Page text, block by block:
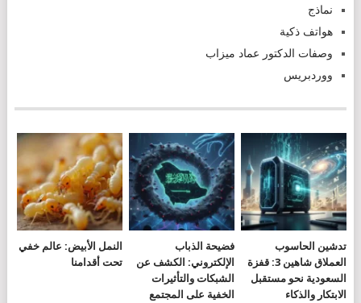
نماذج
هواتف ذكية
وصفات الدكتور عماد ميزاب
ووردبريس
تدشين الحاسوب
العملاق شاهين 3: قفزة
السعودية نحو مستقبل
الابتكار والذكاء
فضيحة الذباب
الإلكتروني: الكشف عن
الشبكات والتأثيرات
الخفية على المجتمع
النمل الأبيض: عالم خفي
تحت أقدامنا